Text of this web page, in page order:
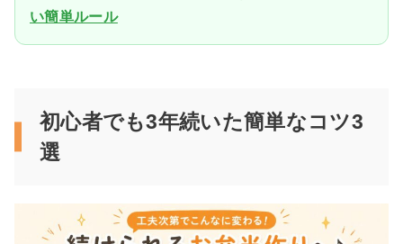
い簡単ルール
初心者でも3年続いた簡単なコツ3
選